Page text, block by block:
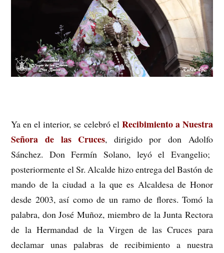
Ya en el interior, se celebró el Recibimiento a Nuestra
Señora de las Cruces, dirigido por don Adolfo
Sánchez. Don Fermín Solano, leyó el Evangelio;
posteriormente el Sr. Alcalde hizo entrega del Bastón de
mando de la ciudad a la que es Alcaldesa de Honor
desde 2003, así como de un ramo de flores. Tomó la
palabra, don José Muñoz, miembro de la Junta Rectora
de la Hermandad de la Virgen de las Cruces para
declamar unas palabras de recibimiento a nuestra